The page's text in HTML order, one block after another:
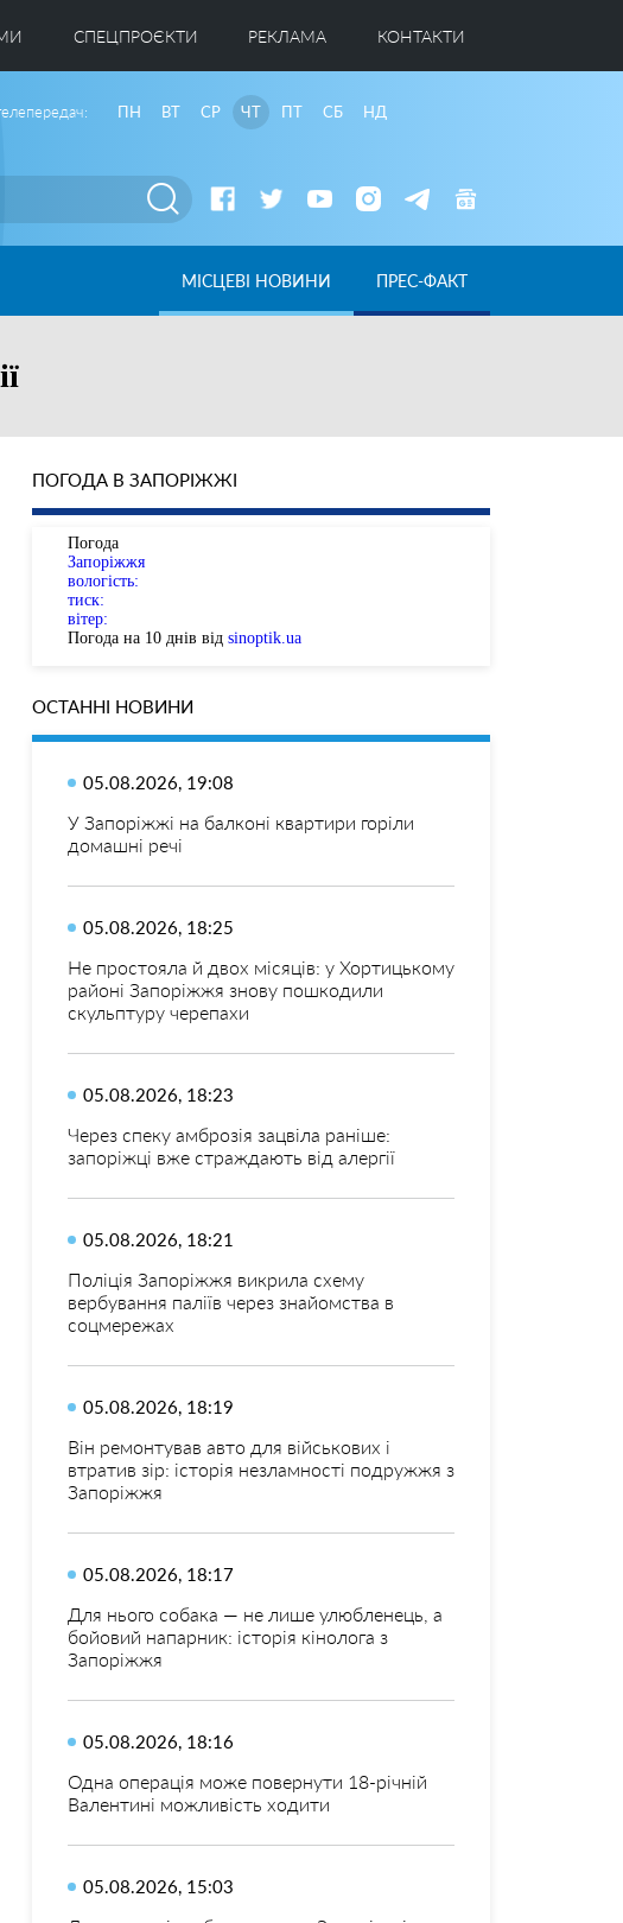
CПЕЦПРОЄКТИ РЕКЛАМА КОНТАКТИ
ПН ВТ СР ЧТ ПТ СБ НД
МІСЦЕВІ НОВИНИ ПРЕС-ФАКТ
ПОГОДА В ЗАПОРІЖЖІ
Погода
Запоріжжя
вологість:
тиск:
вітер:
Погода на 10 днів від sinoptik.ua
ОСТАННІ НОВИНИ
05.08.2026, 19:08
У Запоріжжі на балконі квартири горіли
домашні речі
05.08.2026, 18:25
Не простояла й двох місяців: у Хортицькому
районі Запоріжжя знову пошкодили
скульптуру черепахи
05.08.2026, 18:23
Через спеку амброзія зацвіла раніше:
запоріжці вже страждають від алергії
05.08.2026, 18:21
Поліція Запоріжжя викрила схему
вербування паліїв через знайомства в
соцмережах
05.08.2026, 18:19
Він ремонтував авто для військових і
втратив зір: історія незламності подружжя з
Запоріжжя
05.08.2026, 18:17
Для нього собака — не лише улюбленець, а
бойовий напарник: історія кінолога з
Запоріжжя
05.08.2026, 18:16
Одна операція може повернути 18-річній
Валентині можливість ходити
05.08.2026, 15:03